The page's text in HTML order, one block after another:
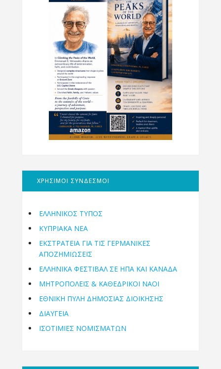
ΧΡΗΣΙΜΟΙ ΣΥΝΔΕΣΜΟΙ
ΕΛΛΗΝΙΚΟΣ ΤΥΠΟΣ
ΚΥΠΡΙΑΚΑ ΝΕΑ
ΕΚΣΤΡΑΤΕΙΑ ΓΙΑ ΤΙΣ ΓΕΡΜΑΝΙΚΕΣ
ΑΠΟΖΗΜΙΩΣΕΙΣ
ΕΛΛΗΝΙΚΆ ΦΕΣΤΙΒΆΛ ΣΕ ΗΠΑ ΚΑΙ ΚΑΝΑΔΑ
ΜΗΤΡΟΠΌΛΕΙΣ & ΚΑΘΕΔΡΙΚΟΊ ΝΑΟΊ
ΕΘΝΙΚΉ ΠΎΛΗ ΔΗΜΌΣΙΑΣ ΔΙΟΊΚΗΣΗΣ
ΔΙΑΥΓΕΙΑ
ΙΣΟΤΙΜΙΕΣ ΝΟΜΙΣΜΑΤΩΝ